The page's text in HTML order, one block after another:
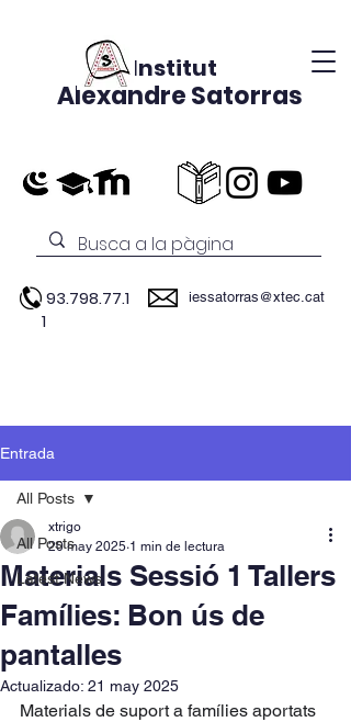
Institut
Alexandre Satorras
93.798.77.1
1
iessatorras@xtec.cat
Entrada
All Posts
Latest News
All Posts
Materials Sessió 1 Tallers
Famílies: Bon ús de
pantalles
xtrigo
20 may 2025 1 min de lectura
Actualizado: 21 may 2025
Materials de suport a famílies aportats